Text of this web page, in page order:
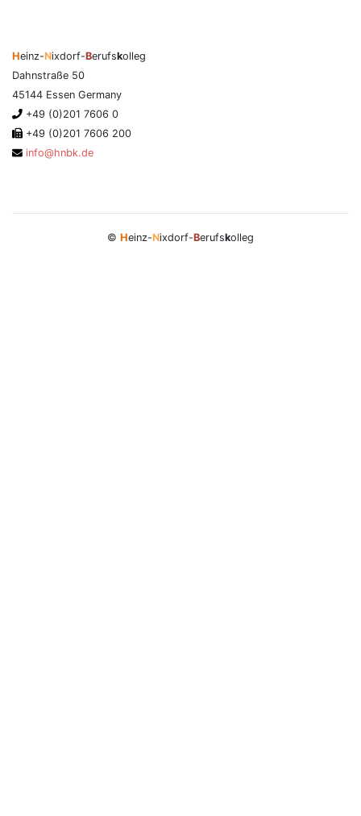
Heinz-Nixdorf-Berufskolleg
Dahnstraße 50
45144 Essen Germany
+49 (0)201 7606 0
+49 (0)201 7606 200
info@hnbk.de
© Heinz-Nixdorf-Berufskolleg